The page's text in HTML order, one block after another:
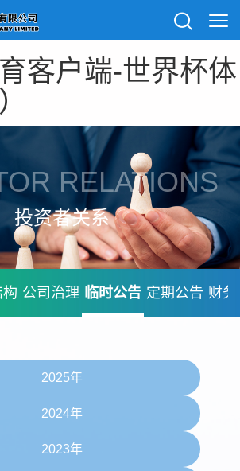
客户端-世界杯体
RELATIONS
投资者关系
构 公司治理 临时公告 定期公告 财
2025年
2024年
2023年